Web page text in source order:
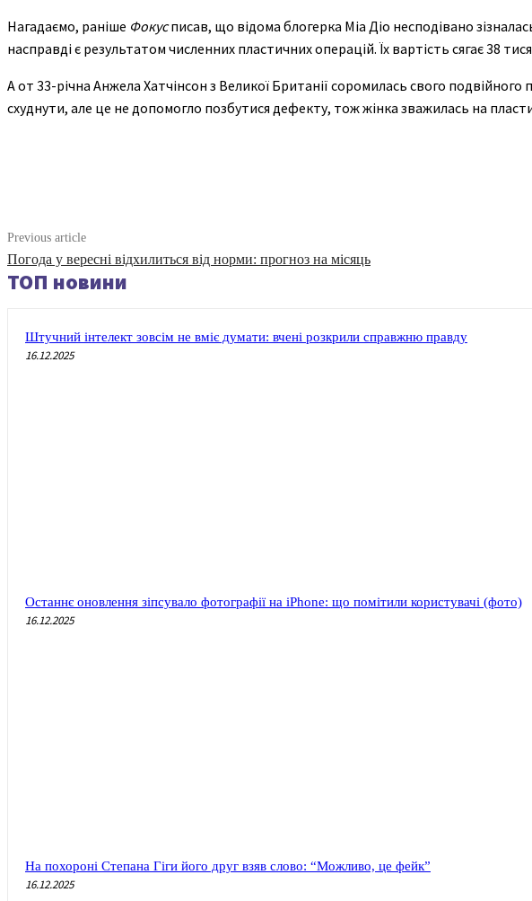
Нагадаємо, раніше Фокусписав, що відома блогерка Міа Діо несподівано
насправді є результатом численних пластичних операцій. Їх вартість сягає 38
А от 33-річна Анжела Хатчінсон з Великої Британії соромилась свого подвійного
схуднути, але це не допомогло позбутися дефекту, тож жінка зважилась на
Previous article
Погода у вересні відхилиться від норми: прогноз на місяць
ТОП новини
Штучний інтелект зовсім не вміє думати: вчені розкрили справжню правду
16.12.2025
Останнє оновлення зіпсувало фотографії на iPhone: що помітили користувачі (фото)
16.12.2025
На похороні Степана Гіги його друг взяв слово: “Можливо, це фейк”
16.12.2025